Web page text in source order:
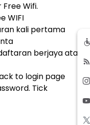
Wifi.
WIFI
kali pertama
berjaya atau
to login page
Tick